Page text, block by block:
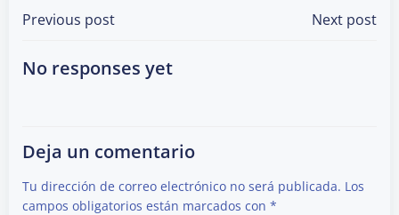
Post
navigation
Previous post Next post
No responses yet
Deja un comentario
Tu dirección de correo electrónico no será publicada. Los
campos obligatorios están marcados con *